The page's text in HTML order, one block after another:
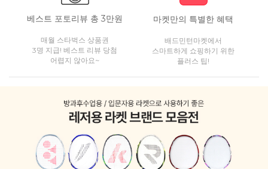
베스트 포토리뷰 총 3만원
매월 스타벅스 상품권
3명 지급! 베스트 리뷰 당첨
어렵지 않아요~
마켓만의 특별한 혜택
배드민턴마켓에서
스마트하게 쇼핑하기 위한
플러스 팁!